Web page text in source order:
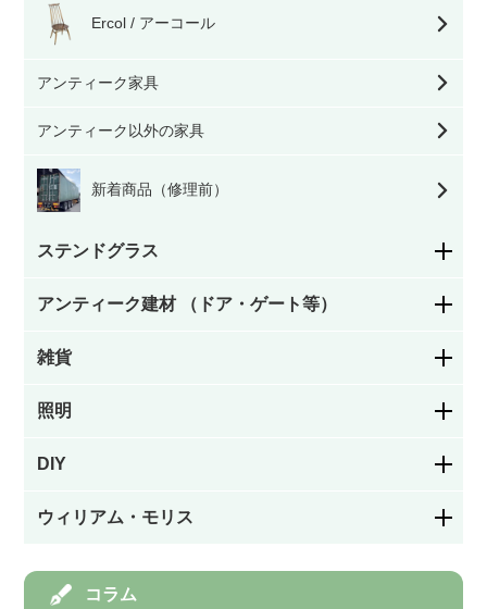
Ercol / アーコール
アンティーク家具
アンティーク以外の家具
新着商品（修理前）
ステンドグラス
花柄
カラーレス（色なし）
ステンドグラスを飾る道具
アンティーク建材 （ドア・ゲート等）
ガラスドア
雑貨
照明
DIY
フック／つまみ／取っ手
棚受け（ブラケット）
ウィリアム・モリス
コラム